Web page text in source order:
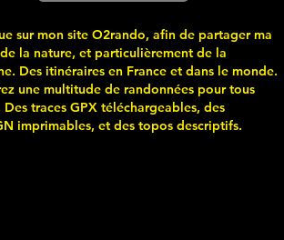
sur mon site O2rando, afin de partager ma
la nature, et particulièrement de la
Des itinéraires en France et dans le monde.
une multitude de randonnées pour tous
Des traces GPX téléchargeables, des
imprimables, et des topos descriptifs.